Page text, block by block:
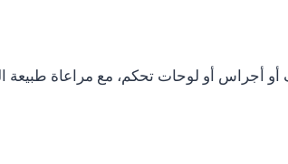
أجراس أو لوحات تحكم، مع مراعاة طبيعة